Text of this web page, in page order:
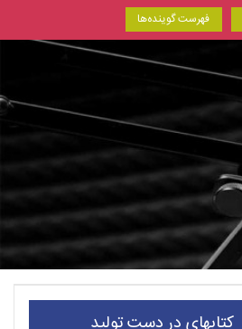
فهرست گوینده‌ها
کتابهای در دست تولید